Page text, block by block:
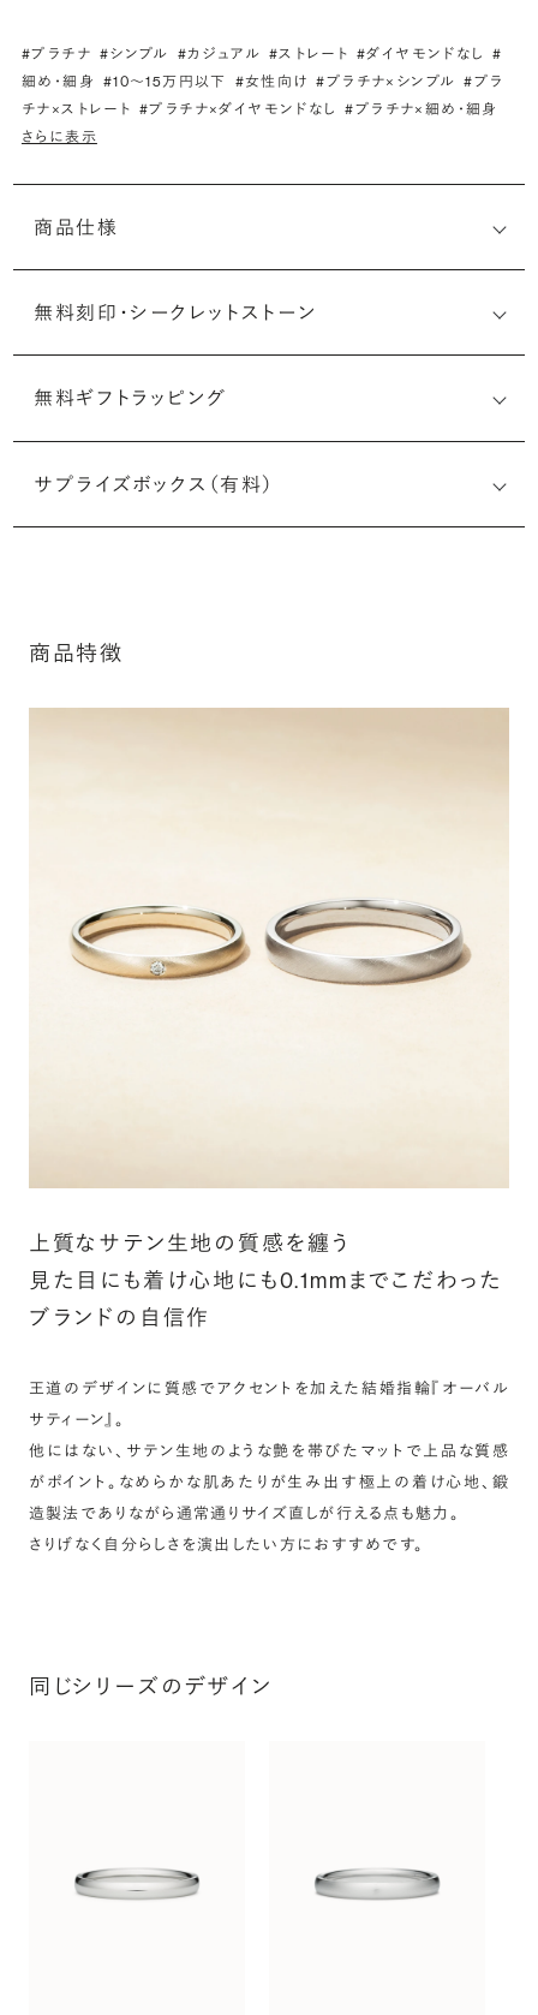
#プラチナ #シンプル #カジュアル #ストレート #ダイヤモンドなし
#
細め・細身 #10〜15万円以下 #女性向け #プラチナ×シンプル #プラ
チナ×ストレート #プラチナ×ダイヤモンドなし
#プラチナ×細め・細身
さらに表示
商品仕様
無料刻印・ シークレットストーン
刻印メッセージ：半角英数字20文字まで刻印可能
ルなメッセージを無料で刻印することができます。注文前だ
けでなく購入後の刻印も、リングに初めて施す初回の刻印
宝石を選んでセッティングすることができます。ショッピング
カート画面で、お好みの宝石をお選びください (有料)。
詳しく見る
無料ギフトラッピング
サプライズボックス（有料）
商品特徴
上質なサテン生地の質感を纏う
見た目にも着け心地にも0.1mmまでこだわった
ブランドの自信作
王道のデザインに質感でアクセントを加えた結婚指輪『オーバル
サティーン』。
他にはない、サテン生地のような艶を帯びたマットで上品な質感
がポイント。なめらかな肌あたりが生み出す極上の着け心地、鍛
造製法でありながら通常通りサイズ直しが行える点も魅力。
さりげなく自分らしさを演出したい方におすすめです。
同じシリーズのデザイン